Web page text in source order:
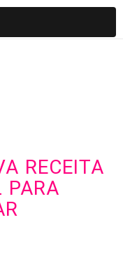
RECEITA
PARA